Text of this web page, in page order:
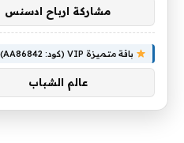
مشاركة ارباح ادسنس
باقة متميزة VIP (كود: AA86842):
عالم الشباب